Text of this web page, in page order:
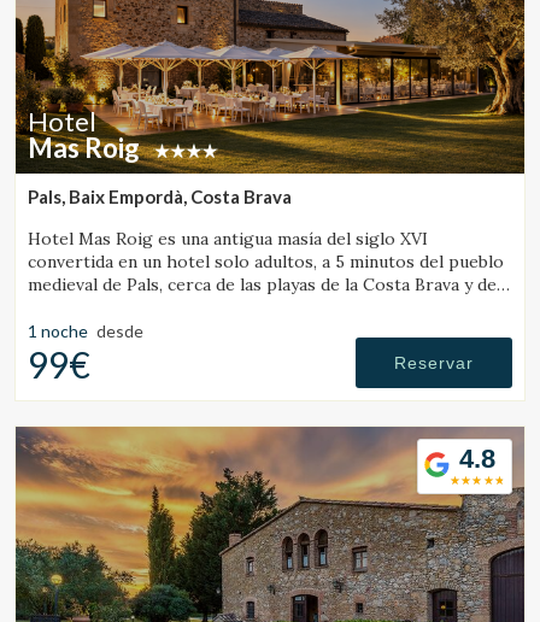
Hotel
Mas Roig
Pals, Baix Empordà, Costa Brava
Hotel Mas Roig es una antigua masía del siglo XVI
convertida en un hotel solo adultos, a 5 minutos del pueblo
medieval de Pals, cerca de las playas de la Costa Brava y de
1 noche desde
99€ Reservar
4.8